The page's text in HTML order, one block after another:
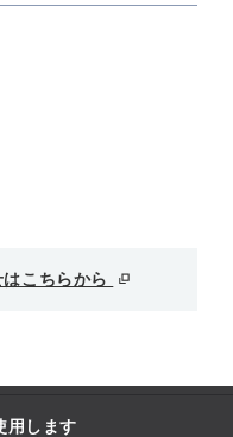
用します
こちらから